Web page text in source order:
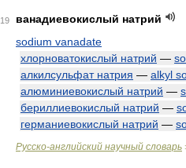
19
ванадиевокислый натрий
sodium vanadate
хлорноватокислый натрий —
алкилсульфат натрия — alkyl
алюминиевокислый натрий —
бериллиевокислый натрий —
германиевокислый натрий —
Русско-английский научный словарь